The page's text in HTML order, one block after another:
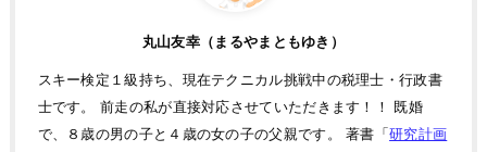
丸山友幸（まるやまともゆき）
スキー検定１級持ち、現在テクニカル挑戦中の税理士・行政書
士です。 前走の私が直接対応させていただきます！！ 既婚
で、８歳の男の子と４歳の女の子の父親です。 著書「研究計画